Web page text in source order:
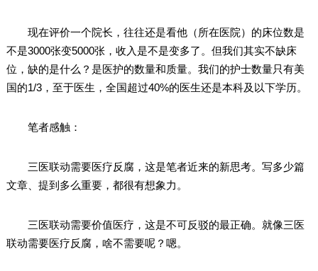
现在评价一个院长，往往还是看他（所在医院）的床位数是
不是3000张变5000张，收入是不是变多了。但我们其实不缺床
位，缺的是什么？是医护的数量和质量。我们的护士数量只有美
国的1/3，至于医生，全国超过40%的医生还是本科及以下学历。
笔者感触：
三医联动需要医疗反腐，这是笔者近来的新思考。写多少篇
文章、提到多么重要，都很有想象力。
三医联动需要价值医疗，这是不可反驳的最正确。就像三医
联动需要医疗反腐，啥不需要呢？嗯。